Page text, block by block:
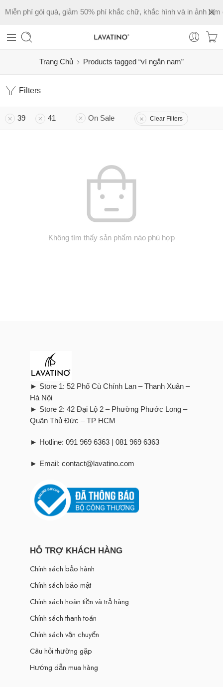
Miễn phí gói quà, giảm 50% phí khắc chữ, khắc hình và in ảnh làm
Trang Chủ Products tagged “ví ngắn nam”
Filters
39 41 On Sale Clear Filters
Không tìm thấy sản phẩm nào phù hợp
► Store 1: 52 Phố Cù Chính Lan – Thanh Xuân –
Hà Nội
► Store 2: 42 Đại Lộ 2 – Phường Phước Long –
Quận Thủ Đức – TP HCM
► Hotline: 091 969 6363 | 081 969 6363
► Email: contact@lavatino.com
HỖ TRỢ KHÁCH HÀNG
Chính sách bảo hành
Chính sách bảo mật
Chính sách hoàn tiền và trả hàng
Chính sách thanh toán
Chính sách vận chuyển
Câu hỏi thường gặp
Hướng dẫn mua hàng